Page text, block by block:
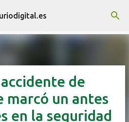
principal
de
marcó un antes
en la seguridad